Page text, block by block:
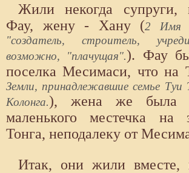
Жили некогда супруги,
Фау, жену - Хану (2 Имя
"создатель, строитель,
возможно, "плачущая".). Фау
поселка Месимаси, что на
Земли, принадлежавшие семье Туи
Колонга.), жена же была
маленького местечка на
Тонга, неподалеку от
Итак, они жили вместе,